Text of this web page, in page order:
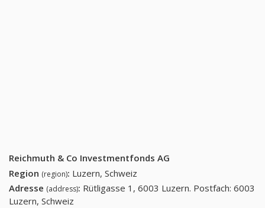
Reichmuth & Co Investmentfonds AG
Region (region): Luzern, Schweiz
Adresse (address): Rütligasse 1, 6003 Luzern. Postfach: 6003
Luzern, Schweiz